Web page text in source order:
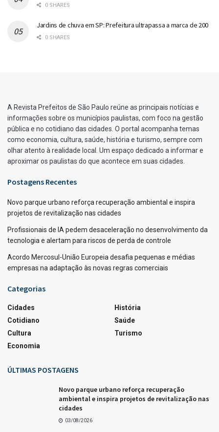
0 SHARES
Jardins de chuva em SP: Prefeitura ultrapassa a marca de 200
0 SHARES
A Revista Prefeitos de São Paulo reúne as principais notícias e
informações sobre os municípios paulistas, com foco na gestão
pública e no cotidiano das cidades. O portal acompanha temas
como economia, cultura, saúde, história e turismo, sempre com
olhar atento à realidade local. Um espaço dedicado a informar e
aproximar os paulistas do que acontece em suas cidades.
Postagens Recentes
Novo parque urbano reforça recuperação ambiental e inspira
projetos de revitalização nas cidades
Profissionais de IA pedem desaceleração no desenvolvimento da
tecnologia e alertam para riscos de perda de controle
Acordo Mercosul-União Europeia desafia pequenas e médias
empresas na adaptação às novas regras comerciais
Categorias
Cidades
Cotidiano
Cultura
Economia
História
Saúde
Turismo
ÚLTIMAS POSTAGENS
Novo parque urbano reforça recuperação
ambiental e inspira projetos de revitalização nas
cidades
03/08/2026